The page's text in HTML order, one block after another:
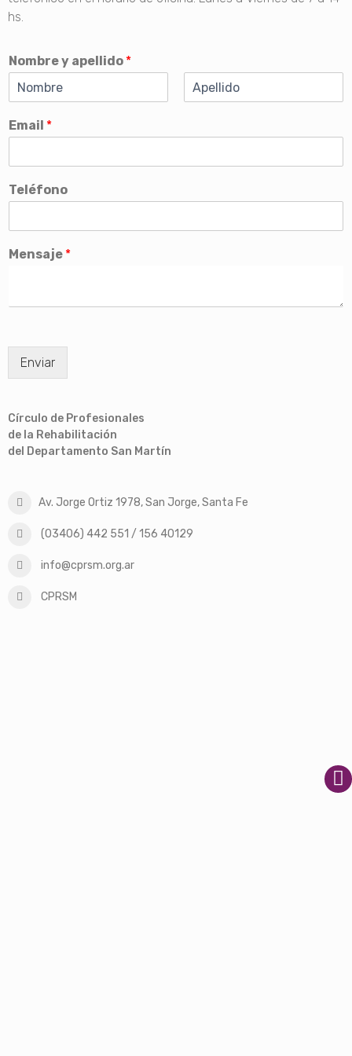
hs.
Nombre y apellido *
o
m
e
i
Email *
Teléfono
Mensaje *
Enviar
Círculo de Profesionales
de la Rehabilitación
del Departamento San Martín
Av. Jorge Ortiz 1978, San Jorge, Santa Fe
(03406) 442 551 / 156 40129
info@cprsm.org.ar
CPRSM